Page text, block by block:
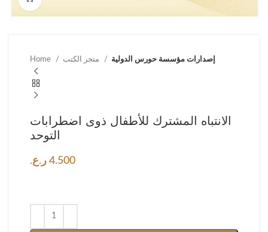
Home إصدارات مؤسسة حورس الدولية
الانتباه المشترك للأطفال ذوى اضطرابات
التوحد
4.500 ر.ع.